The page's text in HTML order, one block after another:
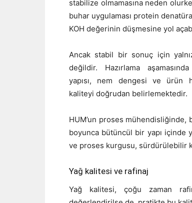
stabilize olmamasına neden
buhar uygulaması protein
KOH değerinin düşmesine yol
Ancak stabil bir sonuç için
değildir. Hazırlama
yapısı, nem dengesi ve ürün
kaliteyi doğrudan belirlemektedir.
HUM’un proses mühendisliğinde,
boyunca bütüncül bir yapı içinde
ve proses kurgusu, sürdürülebilir
Yağ kalitesi ve rafinaj
Yağ kalitesi, çoğu zaman